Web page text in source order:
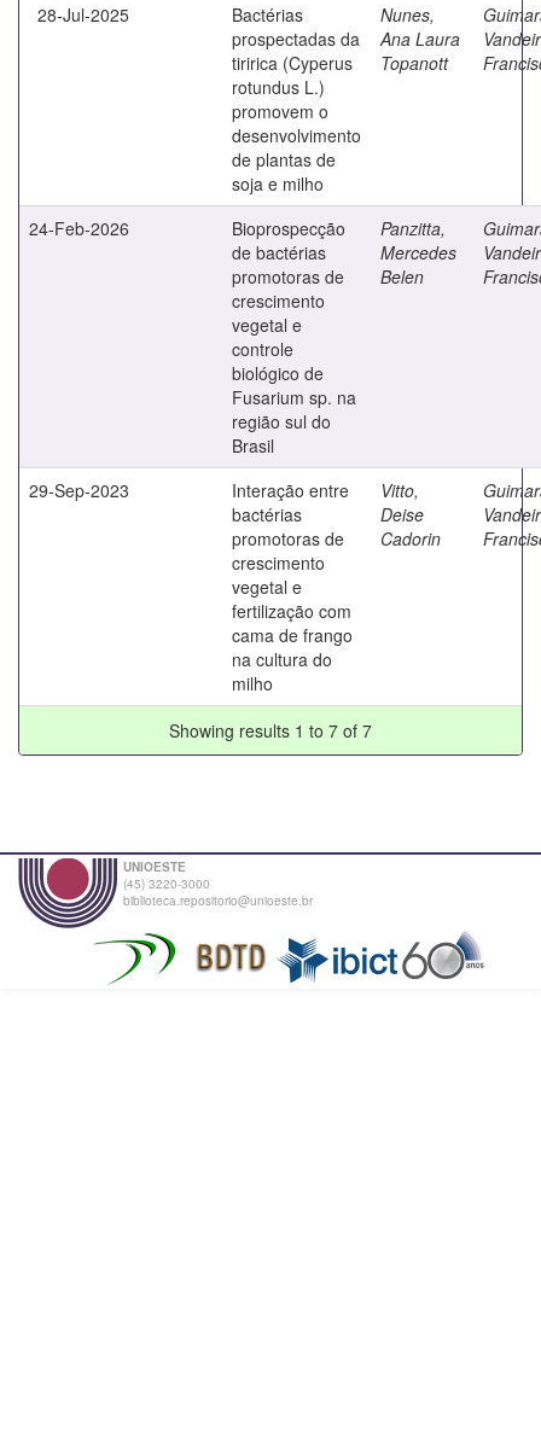
28-Jul-2025
Bactérias
prospectadas da
tiririca (Cyperus
rotundus L.)
promovem o
desenvolvimento
de plantas de
soja e milho
Nunes,
Ana Laura
Topanott
Vandeir
24-Feb-2026
Bioprospecção
de bactérias
promotoras de
crescimento
vegetal e
controle
biológico de
Fusarium sp. na
região sul do
Brasil
Panzitta,
Mercedes
Belen
Vandeir
29-Sep-2023
Interação entre
bactérias
promotoras de
crescimento
vegetal e
fertilização com
cama de frango
na cultura do
milho
Vitto,
Deise
Cadorin
Vandeir
Showing results 1 to 7 of 7
UNIOESTE
(45) 3220-3000
biblioteca.repositorio@unioeste.br